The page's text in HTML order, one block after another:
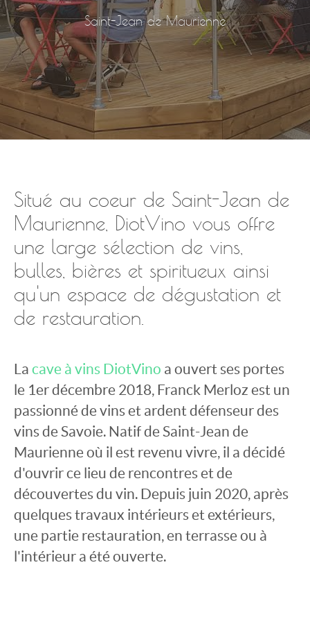
Saint-Jean de Maurienne
Situé au coeur de Saint-Jean de
Maurienne, DiotVino vous offre
une large sélection de vins,
bulles, bières et spiritueux ainsi
qu'un espace de dégustation et
de restauration.
La cave à vins DiotVino a ouvert ses portes
le 1er décembre 2018, Franck Merloz est un
passionné de vins et ardent défenseur des
vins de Savoie. Natif de Saint-Jean de
Maurienne où il est revenu vivre, il a décidé
d'ouvrir ce lieu de rencontres et de
découvertes du vin. Depuis juin 2020, après
quelques travaux intérieurs et extérieurs,
une partie restauration, en terrasse ou à
l'intérieur a été ouverte.